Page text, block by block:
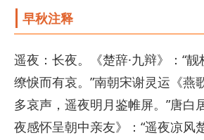
早秋注释
遥夜：长夜。《楚辞·九辩》：“
缭悷而有哀。”南朝宋谢灵运《燕
多哀声，遥夜明月鉴帷屏。”唐白
夜感怀呈朝中亲友》：“遥夜凉风